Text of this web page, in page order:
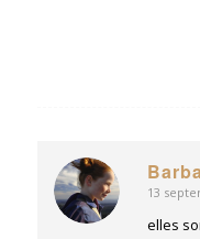
dit
:
13
elles